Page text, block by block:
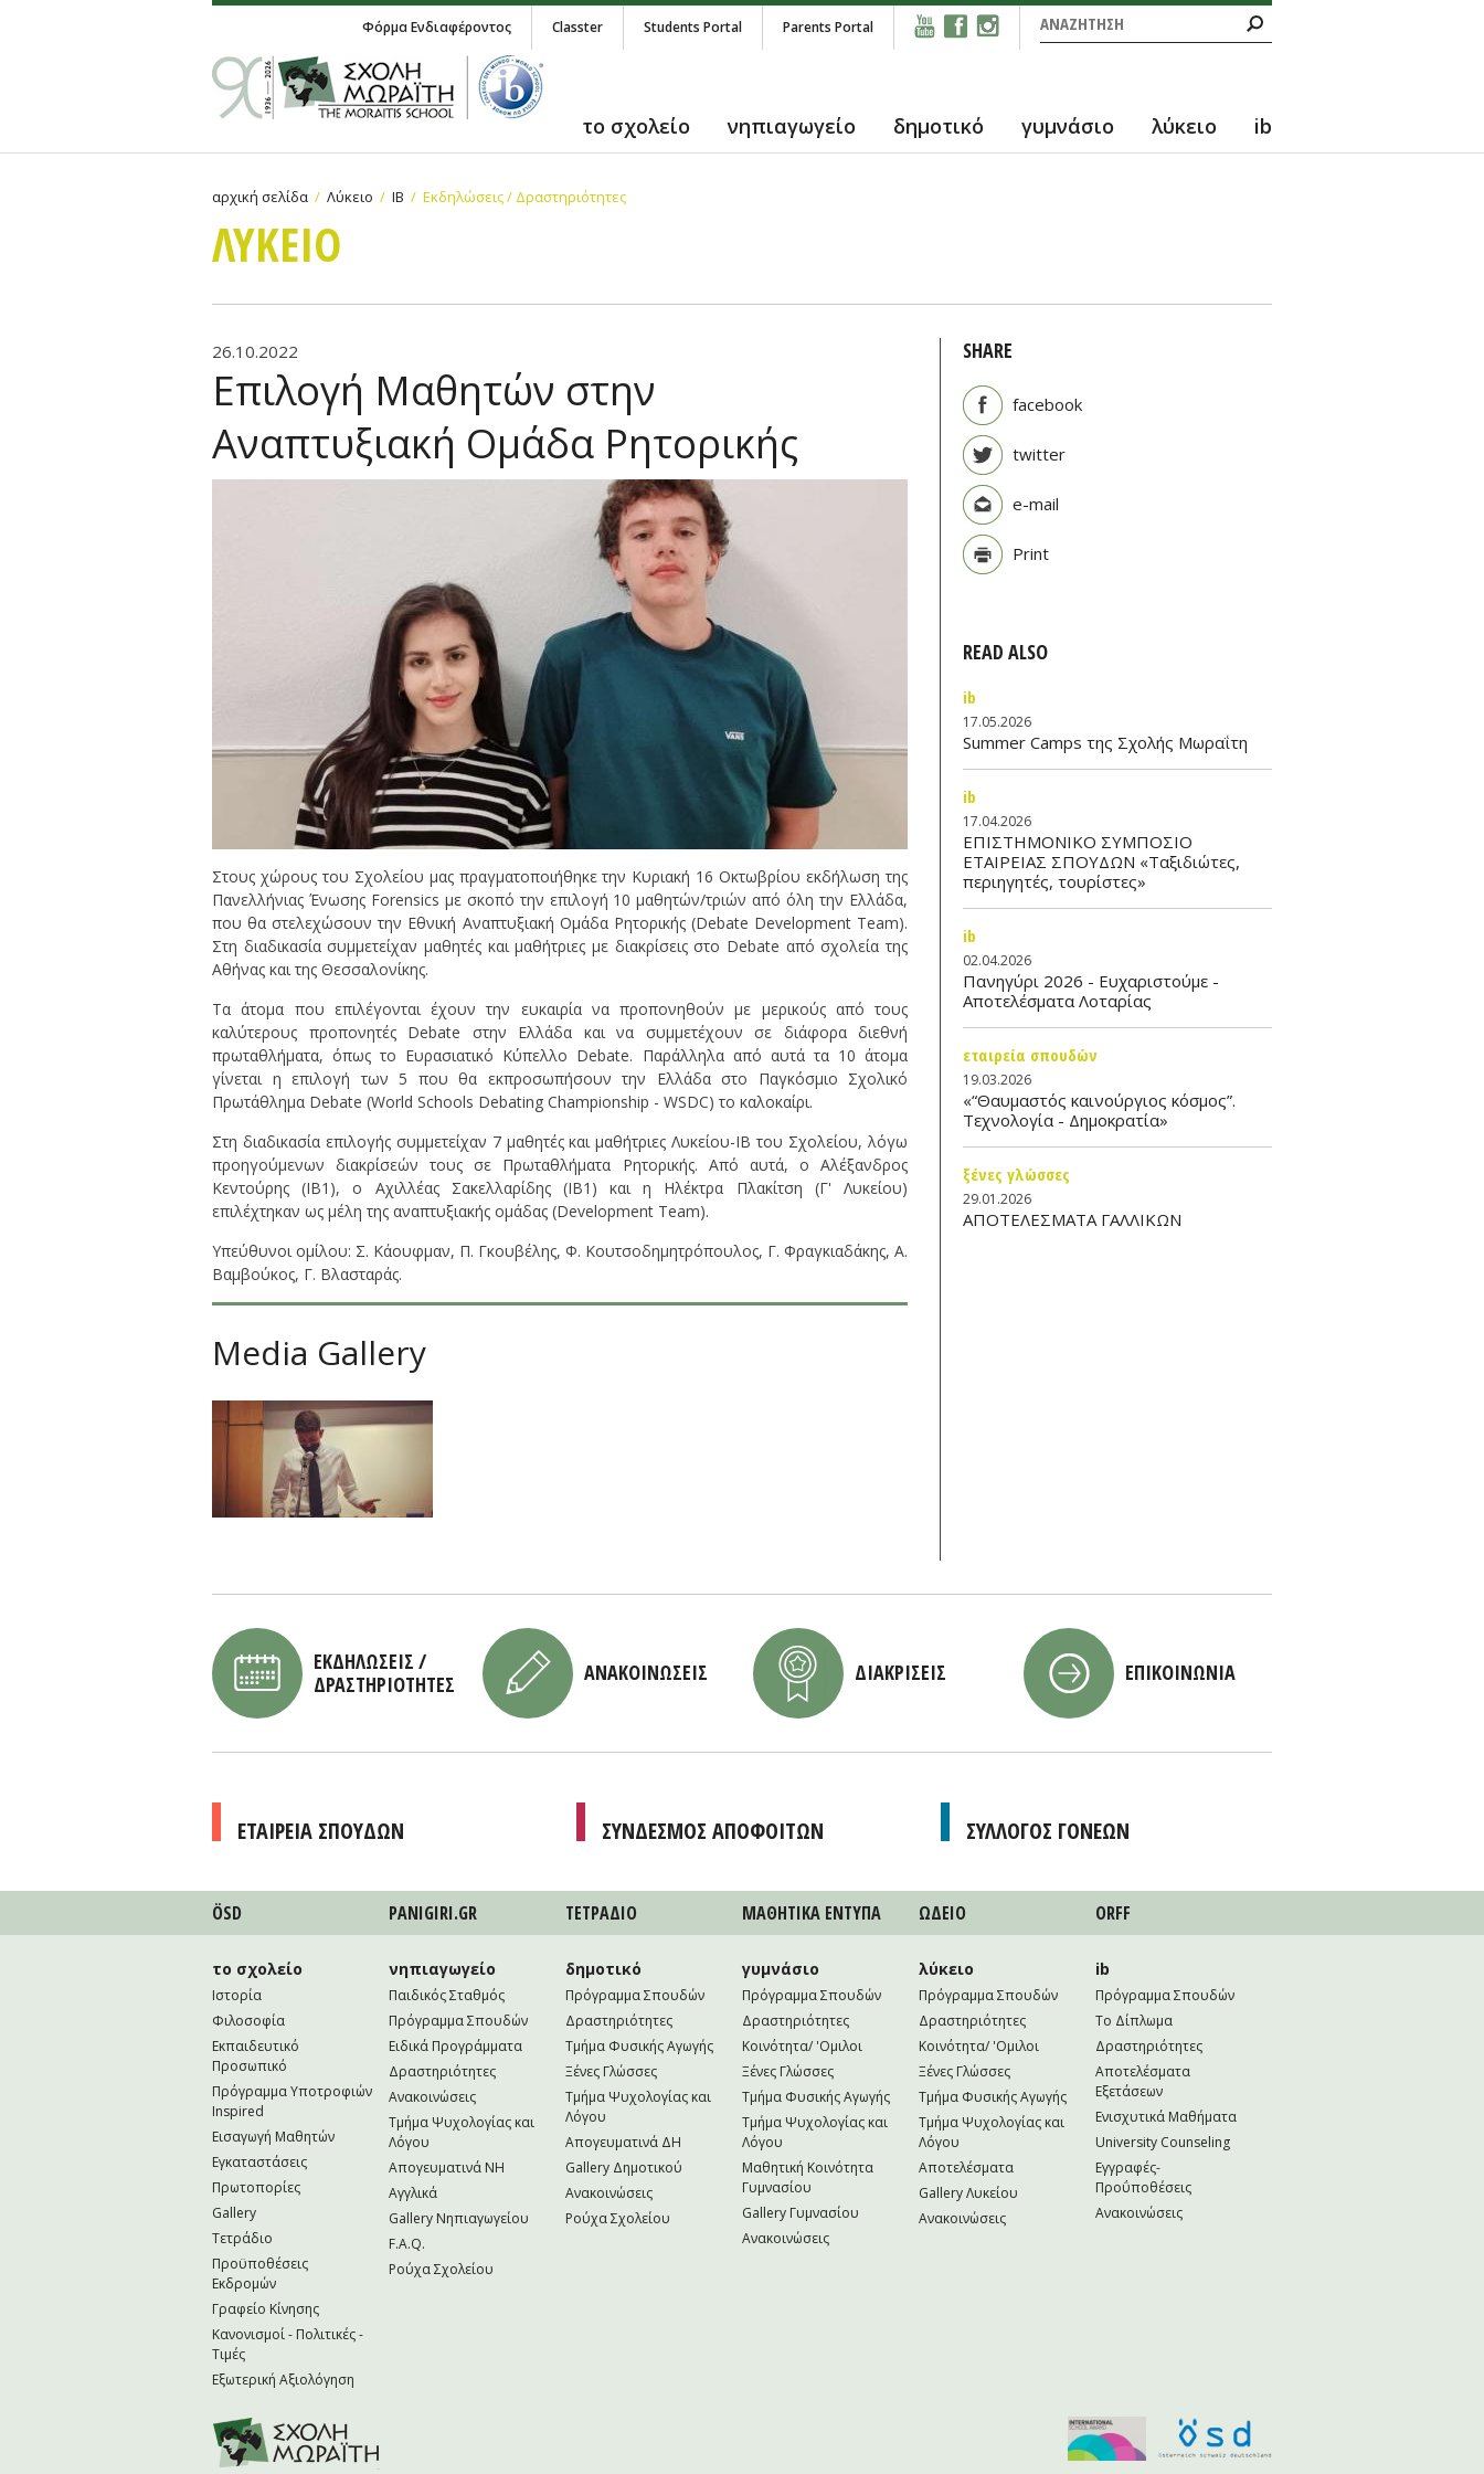
Φόρμα αναζήτησης
Αναζήτηση
Φόρμα Ενδιαφέροντος Classter Students Portal Parents Portal
το σχολείο νηπιαγωγείο δημοτικό γυμνάσιο λύκειο ib
αρχική σελίδα Λύκειο IB Εκδηλώσεις / Δραστηριότητες
ΛΥΚΕΙΟ
26.10.2022
Επιλογή Μαθητών στην
Αναπτυξιακή Ομάδα Ρητορικής
Στους χώρους του Σχολείου μας πραγματοποιήθηκε την Κυριακή 16 Οκτωβρίου εκδήλωση της
Πανελλήνιας Ένωσης Forensics με σκοπό την επιλογή 10 μαθητών/τριών από όλη την Ελλάδα,
που θα στελεχώσουν την Εθνική Αναπτυξιακή Ομάδα Ρητορικής (Debate Development Team).
Στη διαδικασία συμμετείχαν μαθητές και μαθήτριες με διακρίσεις στο Debate από σχολεία της
Αθήνας και της Θεσσαλονίκης.
Τα άτομα που επιλέγονται έχουν την ευκαιρία να προπονηθούν με μερικούς από τους
καλύτερους προπονητές Debate στην Ελλάδα και να συμμετέχουν σε διάφορα διεθνή
πρωταθλήματα, όπως το Ευρασιατικό Κύπελλο Debate. Παράλληλα από αυτά τα 10 άτομα
γίνεται η επιλογή των 5 που θα εκπροσωπήσουν την Ελλάδα στο Παγκόσμιο Σχολικό
Πρωτάθλημα Debate (World Schools Debating Championship - WSDC) το καλοκαίρι.
Στη διαδικασία επιλογής συμμετείχαν 7 μαθητές και μαθήτριες Λυκείου-IB του Σχολείου, λόγω
προηγούμενων διακρίσεών τους σε Πρωταθλήματα Ρητορικής. Από αυτά, ο Αλέξανδρος
Κεντούρης (ΙΒ1), ο Αχιλλέας Σακελλαρίδης (ΙΒ1) και η Ηλέκτρα Πλακίτση (Γ' Λυκείου)
επιλέχτηκαν ως μέλη της αναπτυξιακής ομάδας (Development Team).
Υπεύθυνοι ομίλου: Σ. Κάουφμαν, Π. Γκουβέλης, Φ. Κουτσοδημητρόπουλος, Γ. Φραγκιαδάκης, Α.
Βαμβούκος, Γ. Βλασταράς.
Media Gallery
SHARE
facebook
twitter
e-mail
Print
READ ALSO
ib
17.05.2026
Summer Camps της Σχολής Μωραΐτη
ib
17.04.2026
ΕΠΙΣΤΗΜΟΝΙΚΟ ΣΥΜΠΟΣΙΟ
ΕΤΑΙΡΕΙΑΣ ΣΠΟΥΔΩΝ «Ταξιδιώτες,
περιηγητές, τουρίστες»
ib
02.04.2026
Πανηγύρι 2026 - Ευχαριστούμε -
Αποτελέσματα Λοταρίας
εταιρεία σπουδών
19.03.2026
«“Θαυμαστός καινούργιος κόσμος”.
Τεχνολογία - Δημοκρατία»
ξένες γλώσσες
29.01.2026
ΑΠΟΤΕΛΕΣΜΑΤΑ ΓΑΛΛΙΚΩΝ
ΕΚΔΗΛΩΣΕΙΣ /
ΔΡΑΣΤΗΡΙΟΤΗΤΕΣ
ΑΝΑΚΟΙΝΩΣΕΙΣ ΔΙΑΚΡΙΣΕΙΣ ΕΠΙΚΟΙΝΩΝΙΑ
ΕΤΑΙΡΕΙΑ ΣΠΟΥΔΩΝ ΣΥΝΔΕΣΜΟΣ ΑΠΟΦΟΙΤΩΝ ΣΥΛΛΟΓΟΣ ΓΟΝΕΩΝ
ÖSD PANIGIRI.GR ΤΕΤΡAΔΙΟ ΜΑΘΗΤΙΚA ΕΝΤΥΠΑ ΩΔΕΙΟ ORFF
το σχολείο
Ιστορία
Φιλοσοφία
Εκπαιδευτικό
Προσωπικό
Πρόγραμμα Υποτροφιών
Inspired
Εισαγωγή Μαθητών
Εγκαταστάσεις
Πρωτοπορίες
Gallery
Τετράδιο
Προϋποθέσεις
Εκδρομών
Γραφείο Κίνησης
Κανονισμοί - Πολιτικές -
Τιμές
Εξωτερική Αξιολόγηση
νηπιαγωγείο
Παιδικός Σταθμός
Πρόγραμμα Σπουδών
Ειδικά Προγράμματα
Δραστηριότητες
Ανακοινώσεις
Τμήμα Ψυχολογίας και
Λόγου
Απογευματινά NH
Αγγλικά
Gallery Νηπιαγωγείου
F.A.Q.
Ρούχα Σχολείου
δημοτικό
Πρόγραμμα Σπουδών
Δραστηριότητες
Τμήμα Φυσικής Αγωγής
Ξένες Γλώσσες
Τμήμα Ψυχολογίας και
Λόγου
Απογευματινά ΔΗ
Gallery Δημοτικού
Ανακοινώσεις
Ρούχα Σχολείου
γυμνάσιο
Πρόγραμμα Σπουδών
Δραστηριότητες
Κοινότητα/ 'Ομιλοι
Ξένες Γλώσσες
Τμήμα Φυσικής Αγωγής
Τμήμα Ψυχολογίας και
Λόγου
Μαθητική Κοινότητα
Γυμνασίου
Gallery Γυμνασίου
Ανακοινώσεις
λύκειο
Πρόγραμμα Σπουδών
Δραστηριότητες
Κοινότητα/ 'Ομιλοι
Ξένες Γλώσσες
Τμήμα Φυσικής Αγωγής
Τμήμα Ψυχολογίας και
Λόγου
Αποτελέσματα
Gallery Λυκείου
Ανακοινώσεις
ib
Πρόγραμμα Σπουδών
Το Δίπλωμα
Δραστηριότητες
Αποτελέσματα
Εξετάσεων
Ενισχυτικά Μαθήματα
University Counseling
Εγγραφές-
Προΰποθέσεις
Ανακοινώσεις